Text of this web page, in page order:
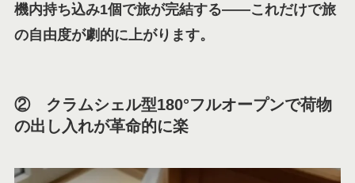
機内持ち込み1個で旅が完結する——これだけで旅
の自由度が劇的に上がります。
② クラムシェル型180°フルオープンで荷物
の出し入れが革命的に楽